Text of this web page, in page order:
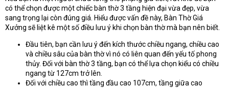
có thể chọn được một chiếc bàn thờ 3 tầng hiện đại vừa đẹp, vừa
sang trọng lại còn đúng giá. Hiểu được vấn đề này, Bàn Thờ Giá
Xưởng sẽ liệt kê một số điều lưu ý khi chọn bàn thờ mà bạn nên biết.
Đầu tiên, bạn cần lưu ý đến kích thước chiều ngang, chiều cao
và chiều sâu của bàn thờ vì nó có liên quan đến yếu tố phong
thủy. Đối với bàn thờ 3 tầng, bạn có thể lựa chọn kiểu có chiều
ngang từ 127cm trở lên.
Đối với chiều cao thì tầng đầu cao 107cm, tầng giữa cao